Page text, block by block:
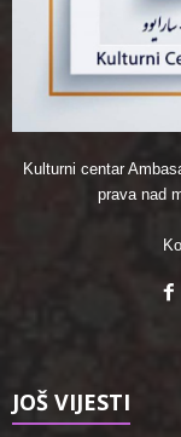
Kulturni centar
prava nad
JOŠ VIJESTI